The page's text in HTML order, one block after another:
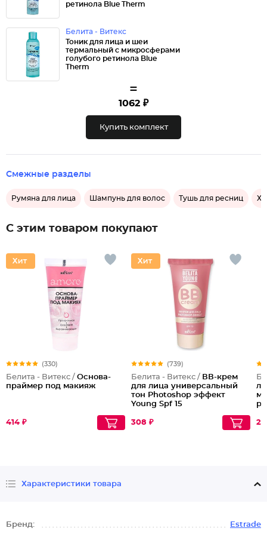
ретинола Blue Therm
Белита - Витекс
Тоник для лица и шеи
термальный с микросферами
голубого ретинола Blue
Therm
=
1062 ₽
Купить комплект
Смежные разделы
Румяна для лица Шампунь для волос Тушь для ресниц
С этим товаром покупают
(330)
Белита - Витекс / Основа-
праймер под макияж
414 ₽
(739)
Белита - Витекс / ВВ-крем
для лица универсальный
тон Photoshop эффект
Young Spf 15
308 ₽
Характеристики товара
Бренд: Estrade